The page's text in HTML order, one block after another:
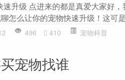
速升级 点进来的都是真爱大家好
怎么让你的宠物快速升级！这可
496 410 宠物科普
宠物找谁